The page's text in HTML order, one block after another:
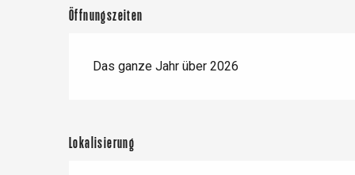
Öffnungszeiten
Das ganze Jahr über 2026
Lokalisierung